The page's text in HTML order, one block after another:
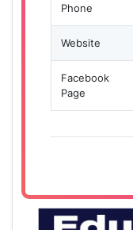
Phone
Website
Facebook
Page